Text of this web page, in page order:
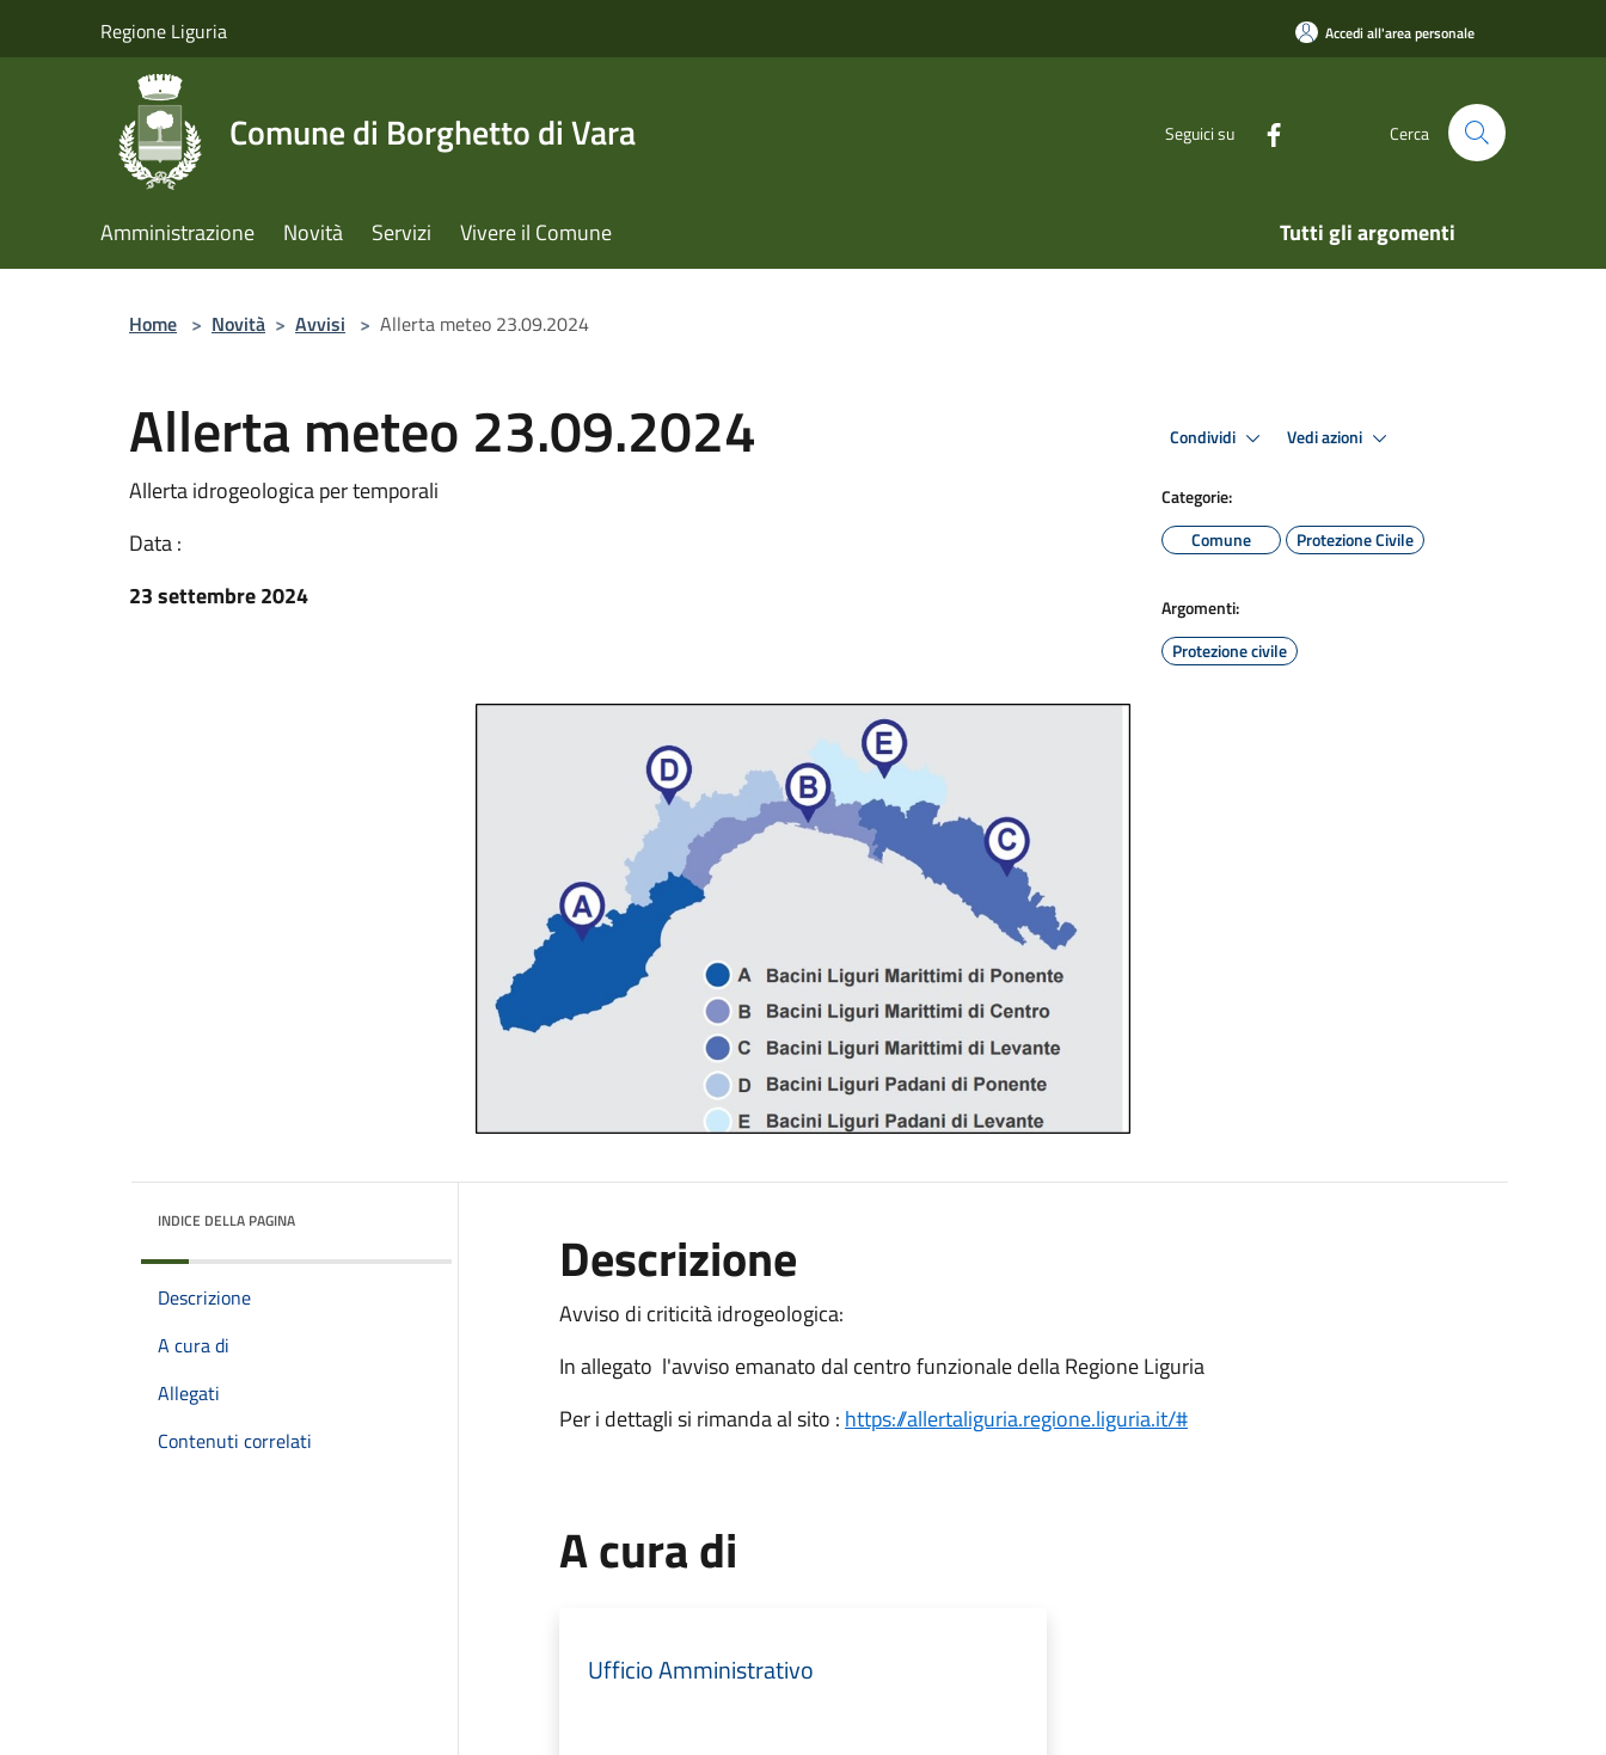
Regione Liguria Accedi all'area personale
Comune di Borghetto di Vara Seguici su Cerca
Amministrazione Novità Servizi Vivere il Comune Tutti gli argomenti
Home > Novità > Avvisi > Allerta meteo 23.09.2024
Allerta meteo 23.09.2024
Allerta idrogeologica per temporali
Data :
23 settembre 2024
Condividi Vedi azioni
Categorie:
Comune
Protezione Civile
Argomenti:
Protezione civile
INDICE DELLA PAGINA
Descrizione
A cura di
Allegati
Contenuti correlati
Descrizione
Avviso di criticità idrogeologica:
In allegato l'avviso emanato dal centro funzionale della Regione Liguria
Per i dettagli si rimanda al sito : https://allertaliguria.regione.liguria.it/#
A cura di
Ufficio Amministrativo